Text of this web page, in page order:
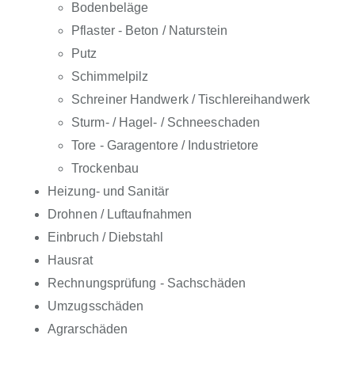
Bodenbeläge
Pflaster - Beton / Naturstein
Putz
Schimmelpilz
Schreiner Handwerk / Tischlereihandwerk
Sturm- / Hagel- / Schneeschaden
Tore - Garagentore / Industrietore
Trockenbau
Heizung- und Sanitär
Drohnen / Luftaufnahmen
Einbruch / Diebstahl
Hausrat
Rechnungsprüfung - Sachschäden
Umzugsschäden
Agrarschäden